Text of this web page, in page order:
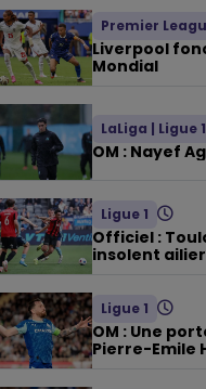
Premier
Liverpool
Mondial
LaLiga | Ligue 1
OM : Nayef
Ligue 1
Officiel :
insolent
Ligue 1
OM : Une
Pierre-Emile